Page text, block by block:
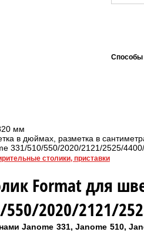
Способы
мм
в дюймах, разметка в
331/510/550/2020/2121/2525/
столики, приставки
Format для
550/2020/2121/
Janome 331, Janome 510,